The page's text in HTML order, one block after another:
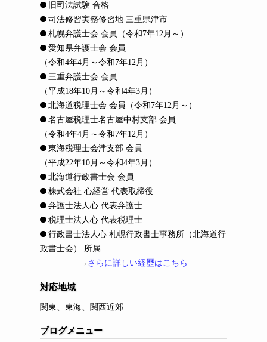
旧司法試験 合格
司法修習実務修習地 三重県津市
札幌弁護士会 会員
（令和7年12月～）
愛知県弁護士会 会員
（令和4年4月～令和7年12月）
三重弁護士会 会員
（平成18年10月～令和4年3月）
北海道税理士会 会員
（令和7年12月～）
名古屋税理士名古屋中村支部 会員
（令和4年4月～令和7年12月）
東海税理士会津支部 会員
（平成22年10月～令和4年3月）
北海道行政書士会 会員
株式会社 心経営 代表取締役
弁護士法人心 代表弁護士
税理士法人心 代表税理士
行政書士法人心 札幌行政書士事務所（北海道行
政書士会） 所属
→ さらに詳しい経歴はこちら
対応地域
関東、東海、関西近郊
ブログメニュー